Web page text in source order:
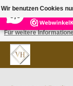
✓ Gratis verzending
Wir benutzen Cookies
Ist
Für weitere